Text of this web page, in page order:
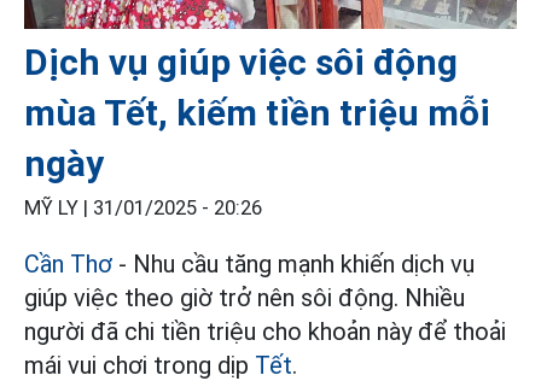
Dịch vụ giúp việc sôi động
mùa Tết, kiếm tiền triệu mỗi
ngày
MỸ LY | 31/01/2025 - 20:26
Cần Thơ - Nhu cầu tăng mạnh khiến dịch vụ
giúp việc theo giờ trở nên sôi động. Nhiều
người đã chi tiền triệu cho khoản này để thoải
mái vui chơi trong dịp Tết.